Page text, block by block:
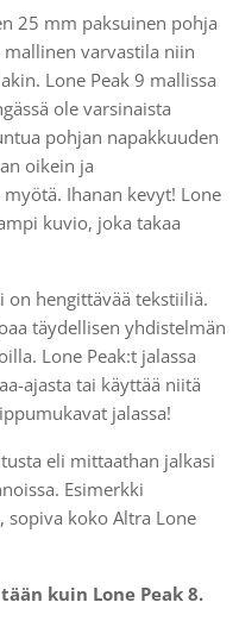
25 mm paksuinen pohja
varvastila niin
Lone Peak 9 mallissa
ole varsinaista
pohjan napakkuuden
oikein ja
Ihanan kevyt! Lone
kuvio, joka takaa
on hengittävää tekstiiliä.
täydellisen yhdistelmän
Lone Peak:t jalassa
ajasta tai käyttää niitä
jalassa!
eli mittaathan jalkasi
Esimerkki
sopiva koko Altra Lone
kuin Lone Peak 8.